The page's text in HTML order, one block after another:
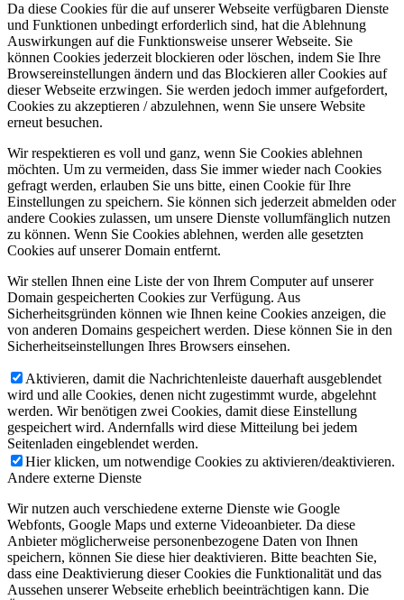
Da diese Cookies für die auf unserer Webseite verfügbaren Dienste
und Funktionen unbedingt erforderlich sind, hat die Ablehnung
Auswirkungen auf die Funktionsweise unserer Webseite. Sie
können Cookies jederzeit blockieren oder löschen, indem Sie Ihre
Browsereinstellungen ändern und das Blockieren aller Cookies auf
dieser Webseite erzwingen. Sie werden jedoch immer aufgefordert,
Cookies zu akzeptieren / abzulehnen, wenn Sie unsere Website
erneut besuchen.
Wir respektieren es voll und ganz, wenn Sie Cookies ablehnen
möchten. Um zu vermeiden, dass Sie immer wieder nach Cookies
gefragt werden, erlauben Sie uns bitte, einen Cookie für Ihre
Einstellungen zu speichern. Sie können sich jederzeit abmelden oder
andere Cookies zulassen, um unsere Dienste vollumfänglich nutzen
zu können. Wenn Sie Cookies ablehnen, werden alle gesetzten
Cookies auf unserer Domain entfernt.
Wir stellen Ihnen eine Liste der von Ihrem Computer auf unserer
Domain gespeicherten Cookies zur Verfügung. Aus
Sicherheitsgründen können wie Ihnen keine Cookies anzeigen, die
von anderen Domains gespeichert werden. Diese können Sie in den
Sicherheitseinstellungen Ihres Browsers einsehen.
Aktivieren, damit die Nachrichtenleiste dauerhaft ausgeblendet
wird und alle Cookies, denen nicht zugestimmt wurde, abgelehnt
werden. Wir benötigen zwei Cookies, damit diese Einstellung
gespeichert wird. Andernfalls wird diese Mitteilung bei jedem
Seitenladen eingeblendet werden.
Hier klicken, um notwendige Cookies zu aktivieren/deaktivieren.
Andere externe Dienste
Wir nutzen auch verschiedene externe Dienste wie Google
Webfonts, Google Maps und externe Videoanbieter. Da diese
Anbieter möglicherweise personenbezogene Daten von Ihnen
speichern, können Sie diese hier deaktivieren. Bitte beachten Sie,
dass eine Deaktivierung dieser Cookies die Funktionalität und das
Aussehen unserer Webseite erheblich beeinträchtigen kann. Die